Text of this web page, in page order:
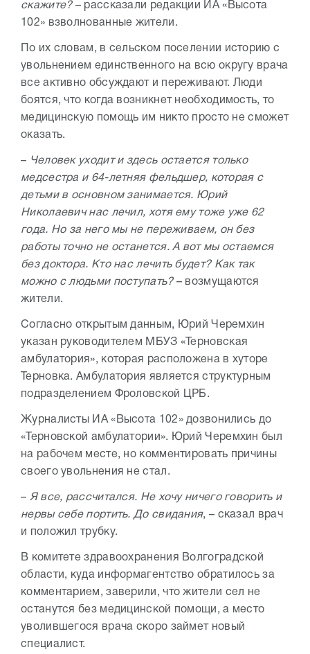
скажите?– рассказали редакции ИА «Высота
102» взволнованные жители.
По их словам, в сельском поселении историю с
увольнением единственного на всю округу врача
все активно обсуждают и переживают. Люди
боятся, что когда возникнет необходимость, то
медицинскую помощь им никто просто не сможет
оказать.
– Человек уходит и здесь остается только
медсестра и 64-летняя фельдшер, которая с
детьми в основном занимается. Юрий
Николаевич нас лечил, хотя ему тоже уже 62
года. Но за него мы не переживаем, он без
работы точно не останется. А вот мы остаемся
без доктора. Кто нас лечить будет? Как так
можно с людьми поступать?– возмущаются
жители.
Согласно открытым данным, Юрий Черемхин
указан руководителем МБУЗ «Терновская
амбулатория», которая расположена в хуторе
Терновка. Амбулатория является структурным
подразделением Фроловской ЦРБ.
Журналисты ИА «Высота 102» дозвонились до
«Терновской амбулатории». Юрий Черемхин был
на рабочем месте, но комментировать причины
своего увольнения не стал.
– Я все, рассчитался. Не хочу ничего говорить и
нервы себе портить. До свидания, – сказал врач
и положил трубку.
В комитете здравоохранения Волгоградской
области, куда информагентство обратилось за
комментарием, заверили, что жители сел не
останутся без медицинской помощи, а место
уволившегося врача скоро займет новый
специалист.